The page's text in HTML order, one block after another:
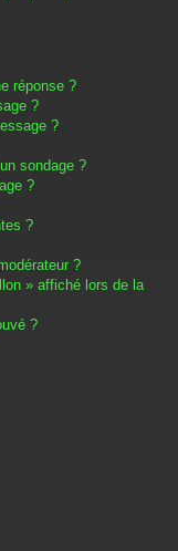
réponse ?
?
?
sondage ?
?
?
?
» affiché lors de la
?